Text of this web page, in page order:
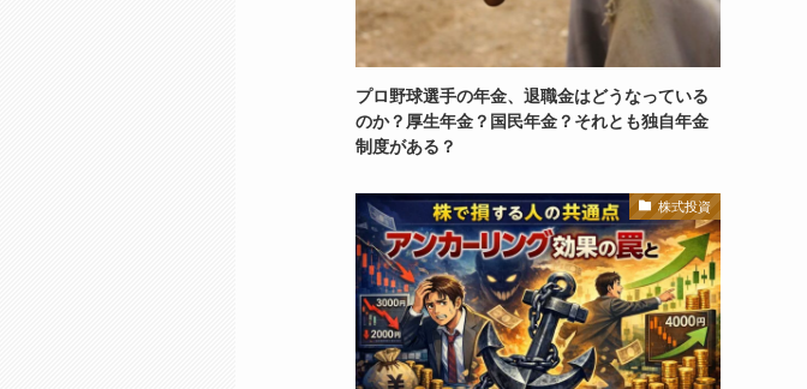
プロ野球選手の年金、退職金はどうなっている
のか？厚生年金？国民年金？それとも独自年金
制度がある？
株式投資